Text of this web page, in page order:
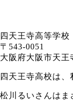
四天王寺高等学校
〒543-0051
大阪府大阪市天王
四天王寺高校は、
松川るいさんはま